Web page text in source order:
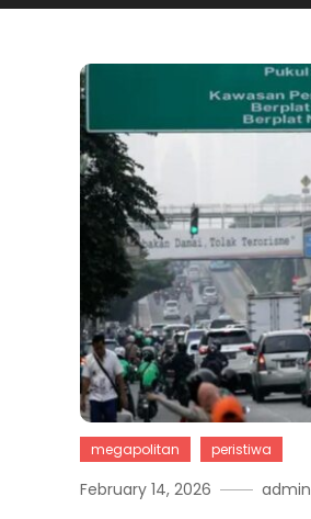
megapolitan peristiwa
February 14, 2026 admin